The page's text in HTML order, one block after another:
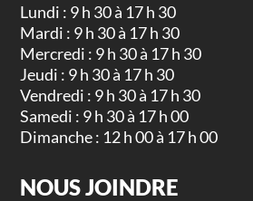
Lundi : 9 h 30 à 17 h 30
Mardi : 9 h 30 à 17 h 30
Mercredi : 9 h 30 à 17 h 30
Jeudi : 9 h 30 à 17 h 30
Vendredi : 9 h 30 à 17 h 30
Samedi : 9 h 30 à 17 h 00
Dimanche : 12 h 00 à 17 h 00
NOUS JOINDRE